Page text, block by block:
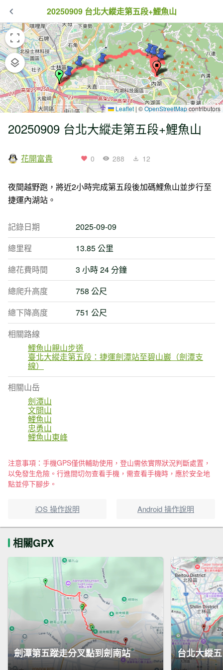
20250909 台北大縱走第五段+鯉魚山
Leaflet |©OpenStreetMapcontributors
20250909 台北大縱走第五段+鯉魚山
花開富貴 0 288 12
夜間越野跑，將近2小時完成第五段後加碼鯉魚山並步行至
捷運內湖站。
記錄日期
2025-09-09
總里程
13.85 公里
總花費時間
3 小時 24 分鐘
總爬升高度
758 公尺
總下降高度
751 公尺
相關路線
鯉魚山親山步道
臺北大縱走第五段：捷運劍潭站至碧山巖（劍潭支
線）
相關山岳
劍潭山
文間山
鯉魚山
忠勇山
鯉魚山東峰
注意事項：手機GPS僅供輔助使用，登山需依實際狀況判斷處置，
以免發生危險。行進間切勿查看手機，需查看手機時，應於安全地
點並停下腳步。
iOS 操作說明 Android 操作說明
相關GPX
劍潭第五蹤走分叉點到劍南站 台北大縱五